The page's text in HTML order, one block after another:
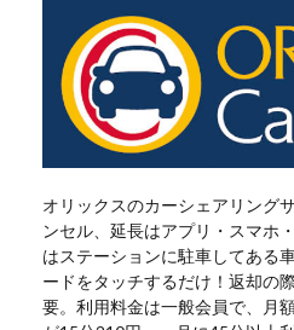
オリックスのカーシェアリング
ンセル、延長はアプリ・スマホ
はステーションに駐車してある
ードをタッチするだけ！返却の
要。利用料金は一般会員で、月